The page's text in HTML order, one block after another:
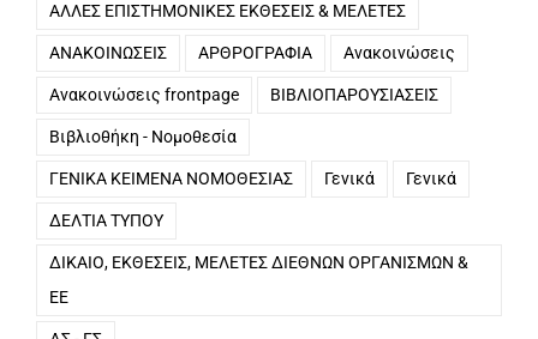
ΑΛΛΕΣ ΕΠΙΣΤΗΜΟΝΙΚΕΣ ΕΚΘΕΣΕΙΣ & ΜΕΛΕΤΕΣ
ΑΝΑΚΟΙΝΩΣΕΙΣ ΑΡΘΡΟΓΡΑΦΙΑ Ανακοινώσεις
Ανακοινώσεις frontpage ΒΙΒΛΙΟΠΑΡΟΥΣΙΑΣΕΙΣ
Βιβλιοθήκη - Νομοθεσία
ΓΕΝΙΚΑ ΚΕΙΜΕΝΑ ΝΟΜΟΘΕΣΙΑΣ Γενικά Γενικά
ΔΕΛΤΙΑ ΤΥΠΟΥ
ΔΙΚΑΙΟ, ΕΚΘΕΣΕΙΣ, ΜΕΛΕΤΕΣ ΔΙΕΘΝΩΝ ΟΡΓΑΝΙΣΜΩΝ &
ΕΕ